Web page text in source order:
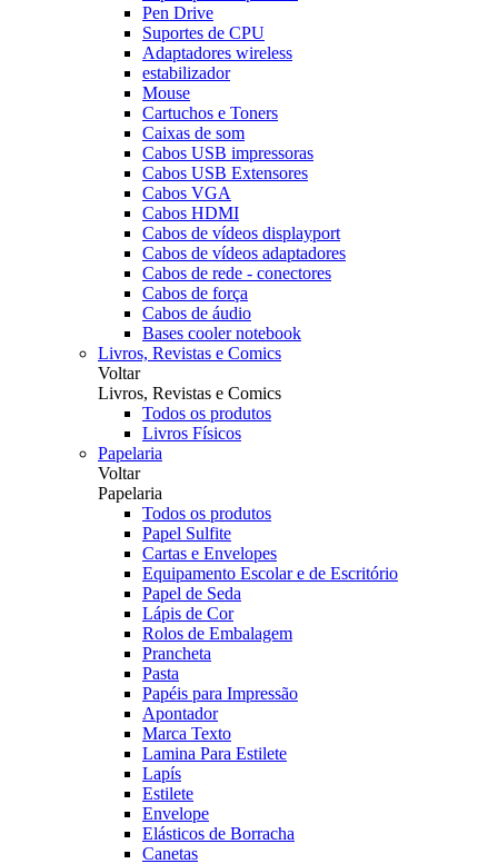
Pen Drive
Suportes de CPU
Adaptadores wireless
estabilizador
Mouse
Cartuchos e Toners
Caixas de som
Cabos USB impressoras
Cabos USB Extensores
Cabos VGA
Cabos HDMI
Cabos de vídeos displayport
Cabos de vídeos adaptadores
Cabos de rede - conectores
Cabos de força
Cabos de áudio
Bases cooler notebook
Livros, Revistas e Comics
Voltar
Livros, Revistas e Comics
Todos os produtos
Livros Físicos
Papelaria
Voltar
Papelaria
Todos os produtos
Papel Sulfite
Cartas e Envelopes
Equipamento Escolar e de Escritório
Papel de Seda
Lápis de Cor
Rolos de Embalagem
Prancheta
Pasta
Papéis para Impressão
Apontador
Marca Texto
Lamina Para Estilete
Lapís
Estilete
Envelope
Elásticos de Borracha
Canetas